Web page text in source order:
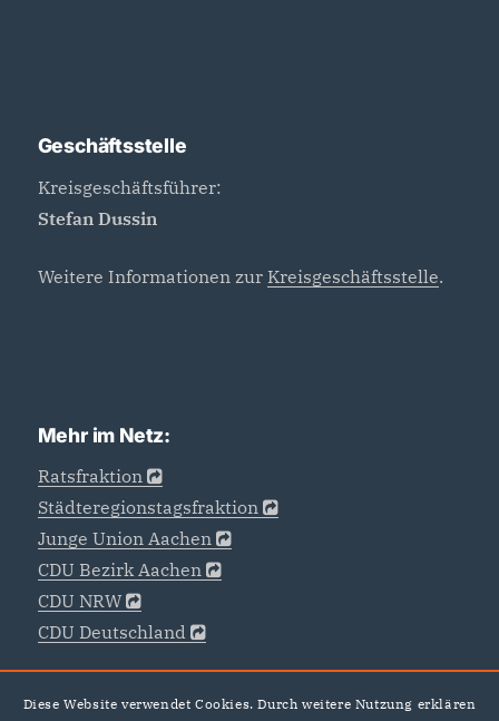
Geschäftsstelle
Kreisgeschäftsführer:
Stefan Dussin
Weitere Informationen zur Kreisgeschäftsstelle.
Mehr im Netz:
Ratsfraktion
Städteregionstagsfraktion
Junge Union Aachen
CDU Bezirk Aachen
CDU NRW
CDU Deutschland
Diese Website verwendet Cookies. Durch weitere Nutzung erklären